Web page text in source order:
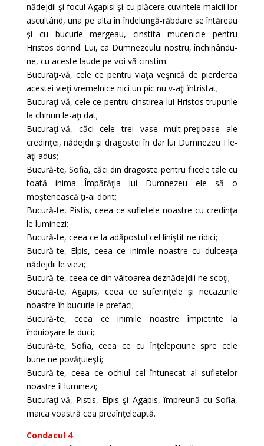
nădejdii şi focul Agapisi şi cu plăcere cuvintele maicii lor
ascultând, una pe alta în îndelungă-răbdare se întăreau
şi cu bucurie mergeau, cinstita mucenicie pentru
Hristos dorind. Lui, ca Dumnezeului nostru, închinându-
ne, cu aceste laude pe voi vă cinstim:
Bucuraţi-vă, cele ce pentru viaţa veşnică de pierderea
acestei vieţi vremelnice nici un pic nu v-aţi întristat;
Bucuraţi-vă, cele ce pentru cinstirea lui Hristos trupurile
la chinuri le-aţi dat;
Bucuraţi-vă, căci cele trei vase mult-preţioase ale
credinţei, nădejdii şi dragostei în dar lui Dumnezeu I le-
aţi adus;
Bucură-te, Sofia, căci din dragoste pentru fiicele tale cu
toată inima Împărăţia lui Dumnezeu ele să o
moştenească ţi-ai dorit;
Bucură-te, Pistis, ceea ce sufletele noastre cu credinţa
le luminezi;
Bucură-te, ceea ce la adăpostul cel liniştit ne ridici;
Bucură-te, Elpis, ceea ce inimile noastre cu dulceaţa
nădejdii le viezi;
Bucură-te, ceea ce din vâltoarea deznădejdii ne scoţi;
Bucură-te, Agapis, ceea ce suferinţele şi necazurile
noastre în bucurie le prefaci;
Bucură-te, ceea ce inimile noastre împietrite la
înduioşare le duci;
Bucură-te, Sofia, ceea ce cu înţelepciune spre cele
bune ne povăţuieşti;
Bucură-te, ceea ce ochiul cel întunecat al sufletelor
noastre îl luminezi;
Bucuraţi-vă, Pistis, Elpis şi Agapis, împreună cu Sofia,
maica voastră cea preaînţeleaptă.
Condacul 4